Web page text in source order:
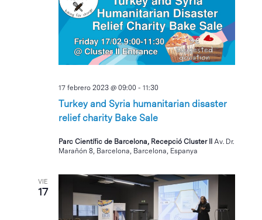
Turkey and Syria humanitarian disaster
relief charity Bake Sale
17 febrero 2023 @ 09:00 -11:30
Parc Científic de Barcelona, Recepció Cluster IIAv. Dr.
Marañón 8, Barcelona, Barcelona, Espanya
VIE
17